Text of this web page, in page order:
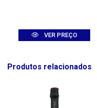
VER PREÇO
Produtos relacionados